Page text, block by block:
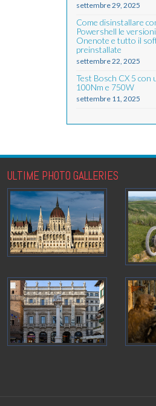
settembre 29, 2025
Come disinstallare
Powershell le
Onenote e tutto il
preinstallate
settembre 22, 2025
Test Bosch CX 5 con
100Nm e 750W
settembre 11, 2025
ULTIME PHOTO GALLERIES